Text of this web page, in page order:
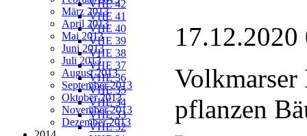
VHE 42
VHE 41
VHE 40
VHE 39
VHE 38
VHE 37
VHE 36
VHE 35
VHE 34
VHE 33
VHE 32
März 2013
April 2013
Mai 2013
Juni 2013
Juli 2013
August 2013
September 2013
Oktober 2013
November 2013
Dezember 2013
17.12.2020
Volkmarser
pflanzen